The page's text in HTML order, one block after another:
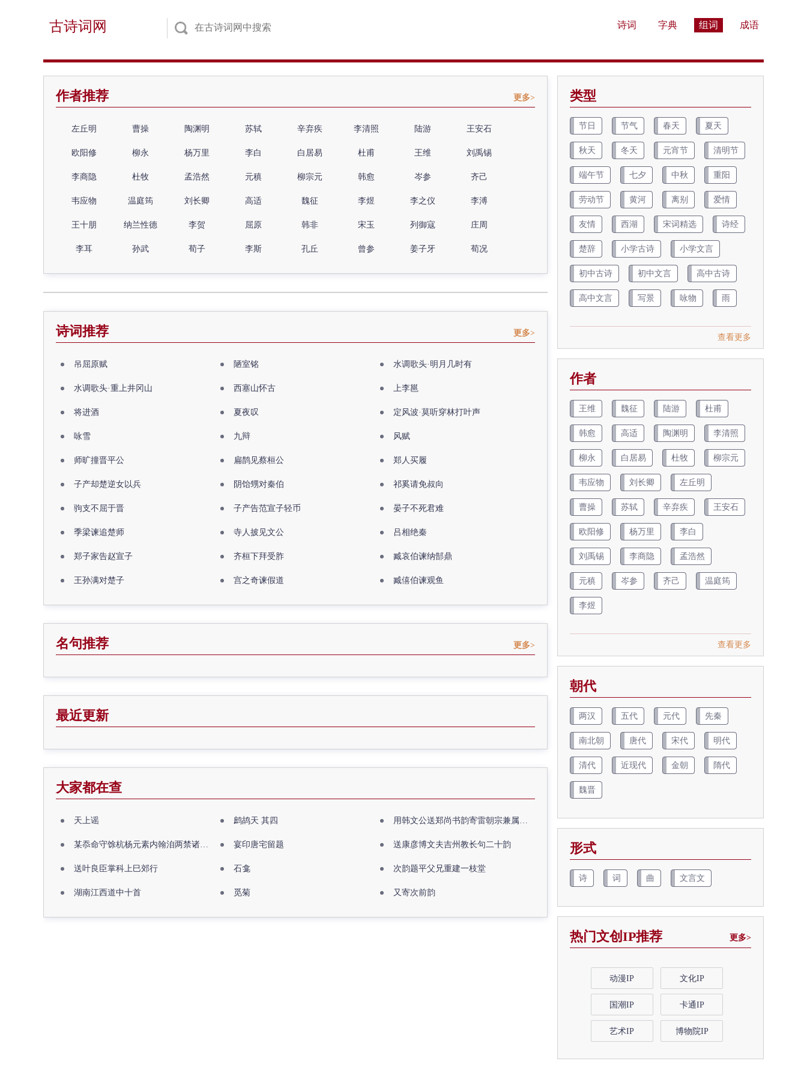
古诗词网 诗词 字典 组词 成语
作者推荐 更多>
左丘明 曹操 陶渊明 苏轼 辛弃疾 李清照 陆游 王安石
欧阳修 柳永 杨万里 李白 白居易 杜甫 王维 刘禹锡
李商隐 杜牧 孟浩然 元稹 柳宗元 韩愈 岑参 齐己
韦应物 温庭筠 刘长卿 高适 魏征 李煜 李之仪 李溥
王十朋 纳兰性德 李贺 屈原 韩非 宋玉 列御寇 庄周
李耳 孙武 荀子 李斯 孔丘 曾参 姜子牙 荀况
诗词推荐 更多>
吊屈原赋 陋室铭 水调歌头·明月几时有
水调歌头·重上井冈山 西塞山怀古 上李邕
将进酒 夏夜叹 定风波·莫听穿林打叶声
咏雪 九辩 风赋
师旷撞晋平公 扁鹊见蔡桓公 郑人买履
子产却楚逆女以兵 阴饴甥对秦伯 祁奚请免叔向
驹支不屈于晋 子产告范宣子轻币 晏子不死君难
季梁谏追楚师 寺人披见文公 吕相绝秦
郑子家告赵宣子 齐桓下拜受胙 臧哀伯谏纳郜鼎
王孙满对楚子 宫之奇谏假道 臧僖伯谏观鱼
名句推荐 更多>
最近更新
大家都在查
天上谣 鹧鸪天 其四 用韩文公送郑尚书韵寄雷朝宗兼属欧阳全真
某忝命守馀杭杨元素内翰洎两禁诸公出祖佛寺 宴印唐宅留题 送康彦博文夫吉州教长句二十韵
送叶良臣掌科上巳郊行 石龛 次韵题平父兄重建一枝堂
湖南江西道中十首 觅菊 又寄次前韵
类型
节日 节气 春天 夏天
秋天 冬天 元宵节 清明节
端午节 七夕 中秋 重阳
劳动节 黄河 离别 爱情
友情 西湖 宋词精选 诗经
楚辞 小学古诗 小学文言
初中古诗 初中文言 高中古诗
高中文言 写景 咏物 雨
查看更多
作者
王维 魏征 陆游 杜甫
韩愈 高适 陶渊明 李清照
柳永 白居易 杜牧 柳宗元
韦应物 刘长卿 左丘明
曹操 苏轼 辛弃疾 王安石
欧阳修 杨万里 李白
刘禹锡 李商隐 孟浩然
元稹 岑参 齐己 温庭筠
李煜
查看更多
朝代
两汉 五代 元代 先秦
南北朝 唐代 宋代 明代
清代 近现代 金朝 隋代
魏晋
形式
诗 词 曲 文言文
热门文创IP推荐 更多>
动漫IP 文化IP
国潮IP 卡通IP
艺术IP 博物院IP